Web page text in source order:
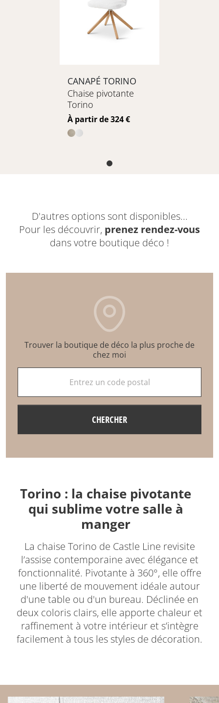
CANAPÉ TORINO
Chaise pivotante
Torino
Prix
À partir de 324 €
D'autres options sont disponibles...
Pour les découvrir, prenez rendez-vous
dans votre boutique déco !
Trouver la boutique de déco la plus proche de
chez moi
CHERCHER
Torino : la chaise pivotante
qui sublime votre salle à
manger
La chaise Torino de Castle Line revisite
l’assise contemporaine avec élégance et
fonctionnalité. Pivotante à 360°, elle offre
une liberté de mouvement idéale autour
d'une table ou d'un bureau. Déclinée en
deux coloris clairs, elle apporte chaleur et
raffinement à votre intérieur et s’intègre
facilement à tous les styles de décoration.